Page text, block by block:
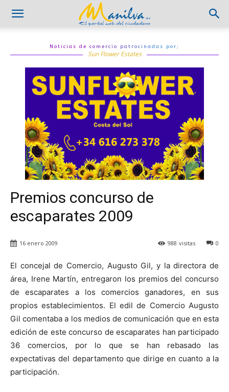
Noticias de comercio patrocinadas por;
Sun Flower Estates
Premios concurso de
escaparates 2009
0
988 visitas
16 enero 2009
El concejal de Comercio, Augusto Gil, y la directora de
área, Irene Martín, entregaron los premios del concurso
de escaparates a los comercios ganadores, en sus
propios establecimientos. El edil de Comercio Augusto
Gil comentaba a los medios de comunicación que en esta
edición de este concurso de escaparates han participado
36 comercios, por lo que se han rebasado las
expectativas del departamento que dirige en cuanto a la
participación.